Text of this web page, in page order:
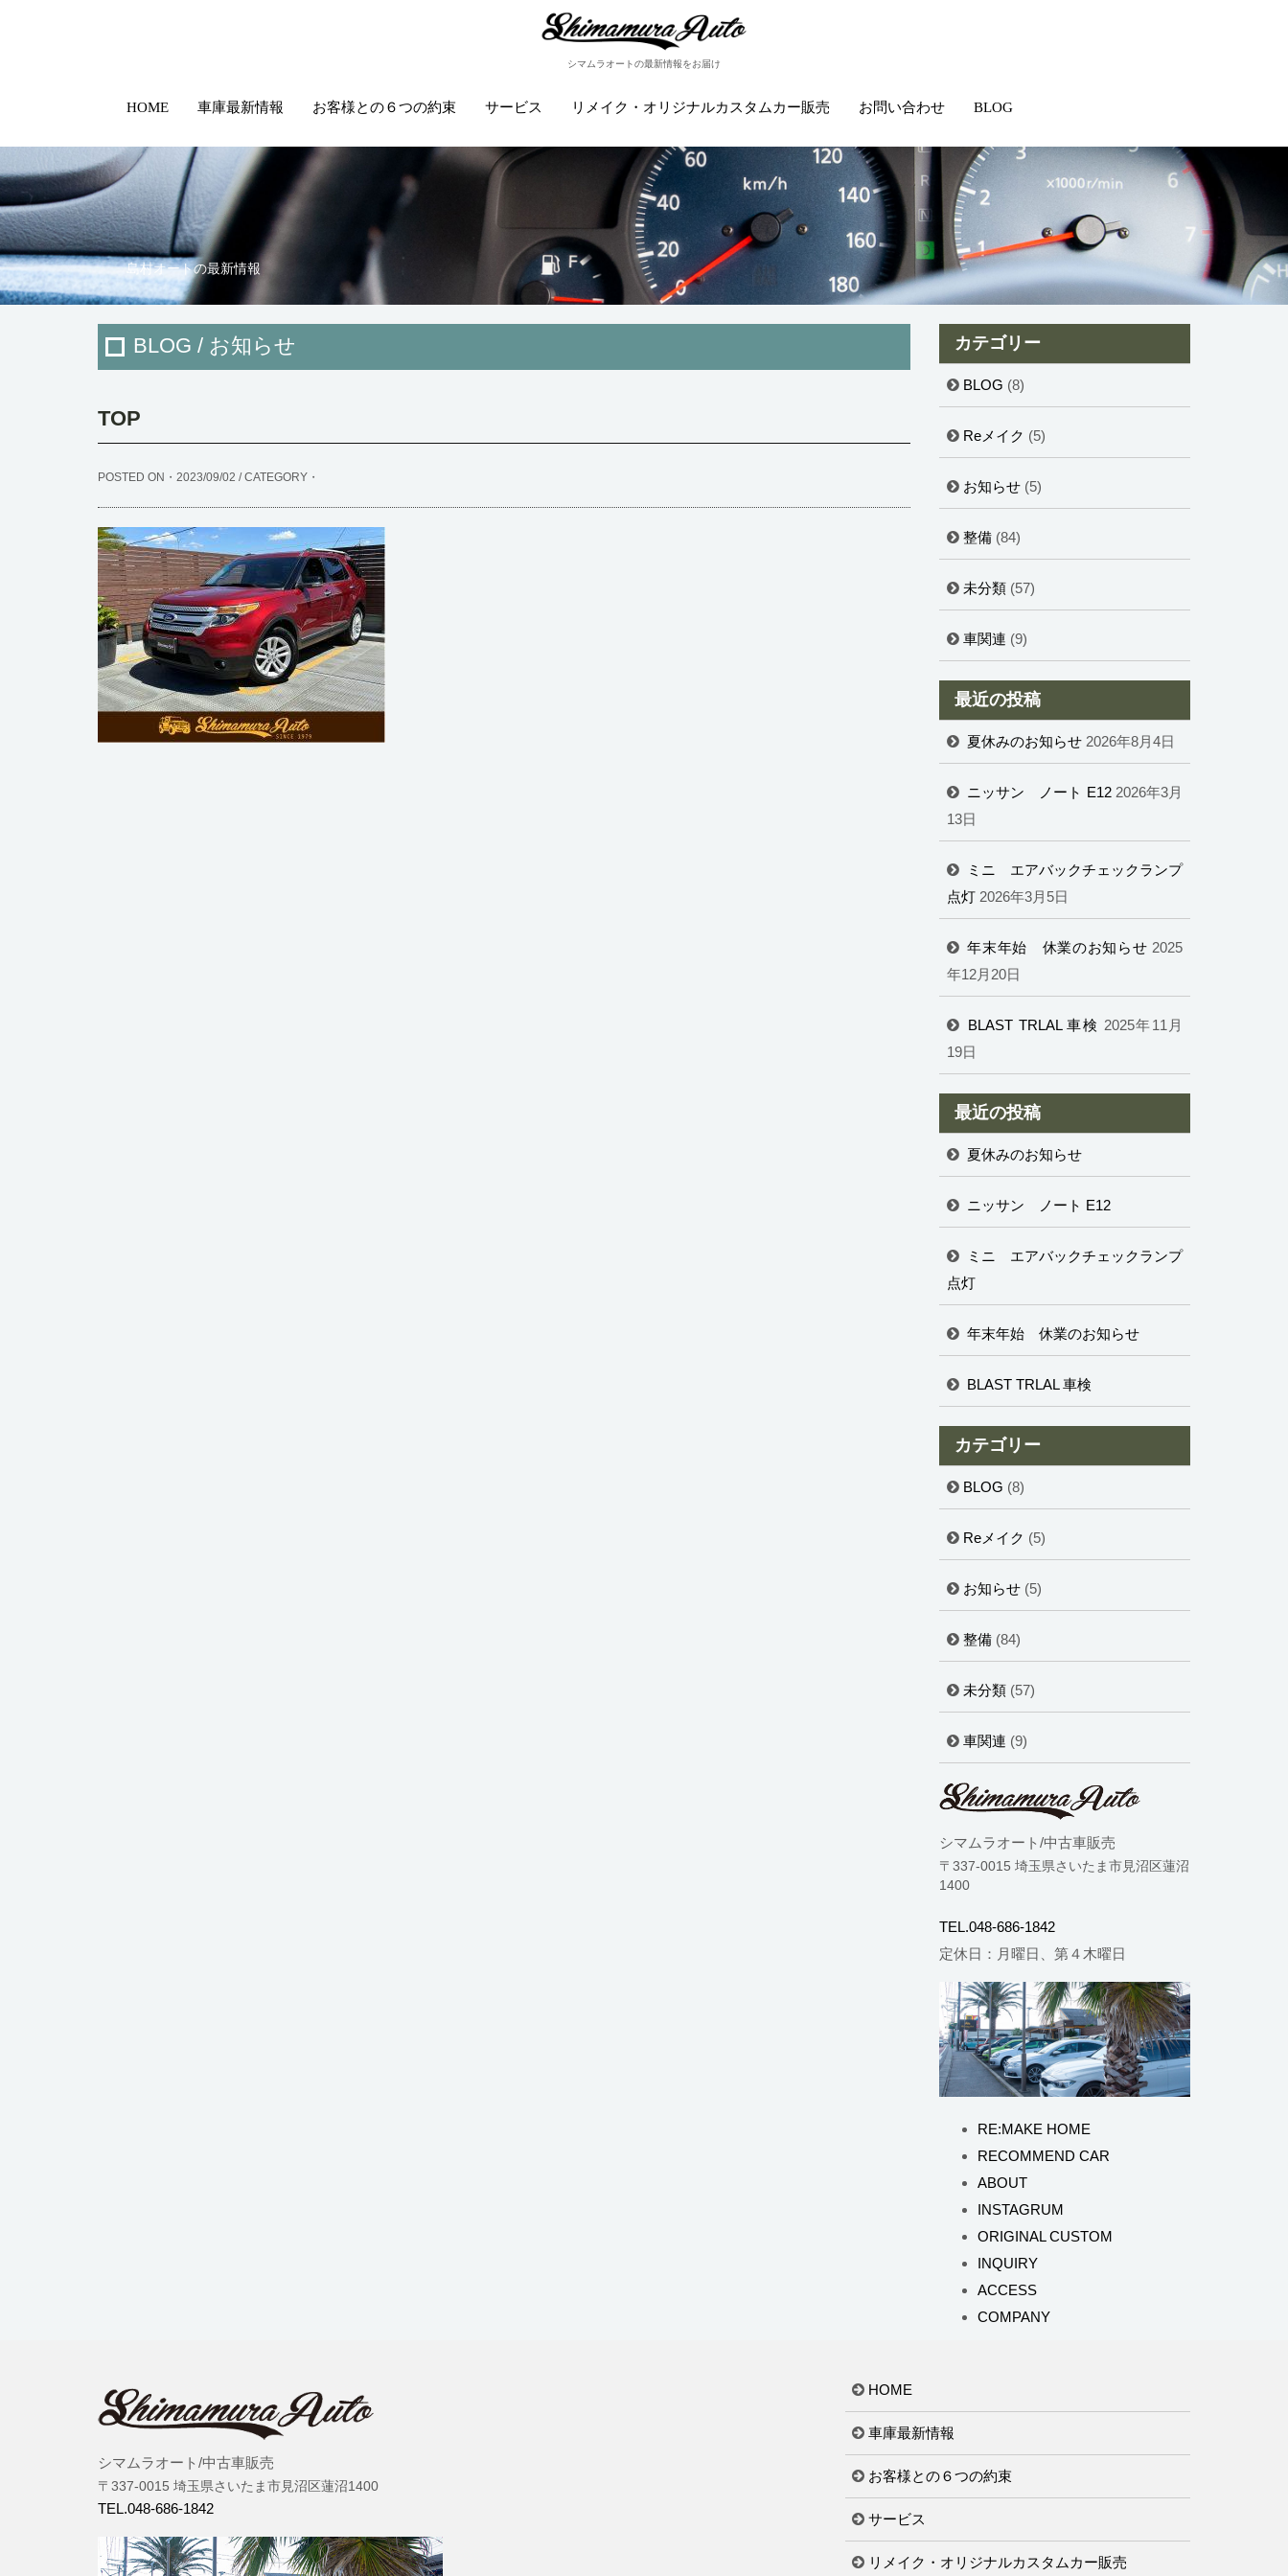
シマムラオートの最新情報をお届け
HOME 車庫最新情報 お客様との６つの約束 サービス リメイク・オリジナルカスタムカー販売 お問い合わせ BLOG
島村オートの最新情報
BLOG / お知らせ
TOP
POSTED ON・2023/09/02 / CATEGORY・
カテゴリー
BLOG (8)
Reメイク (5)
お知らせ(5)
整備(84)
未分類(57)
車関連 (9)
最近の投稿
夏休みのお知らせ 2026年8月4日
ニッサン ノート E12 2026年3月
13日
ミニ エアバックチェックランプ
点灯 2026年3月5日
年末年始 休業のお知らせ 2025
年12月20日
BLAST TRLAL 車検 2025年11月
19日
最近の投稿
夏休みのお知らせ
ニッサン ノート E12
ミニ エアバックチェックランプ
点灯
年末年始 休業のお知らせ
BLAST TRLAL 車検
カテゴリー
BLOG (8)
Reメイク (5)
お知らせ(5)
整備(84)
未分類(57)
車関連 (9)
シマムラオート/中古車販売
〒337-0015 埼玉県さいたま市見沼区蓮沼
1400
TEL.048-686-1842
定休日：月曜日、第４木曜日
RE:MAKE HOME
RECOMMEND CAR
ABOUT
INSTAGRUM
ORIGINAL CUSTOM
INQUIRY
ACCESS
COMPANY
シマムラオート/中古車販売
〒337-0015 埼玉県さいたま市見沼区蓮沼1400
TEL.048-686-1842
HOME
車庫最新情報
お客様との６つの約束
サービス
リメイク・オリジナルカスタムカー販売